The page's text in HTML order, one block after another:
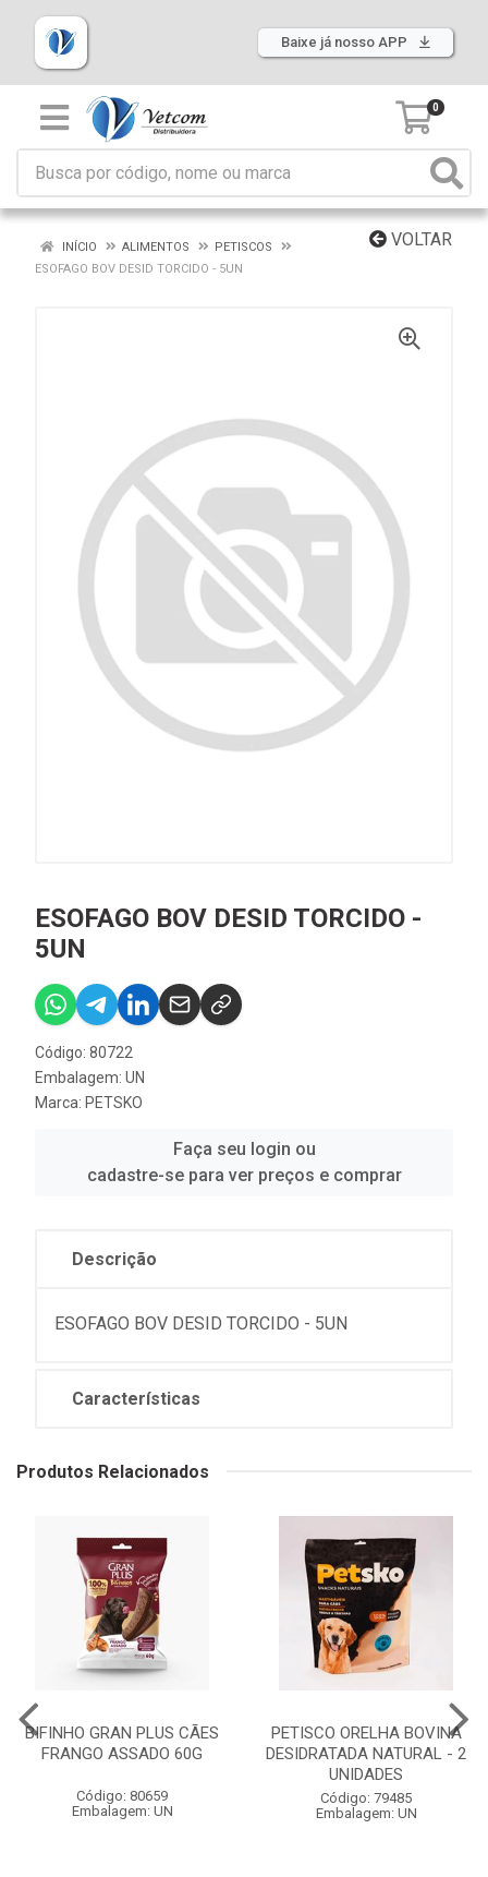
Baixe já nosso APP
0
VOLTAR
INÍCIO ALIMENTOS
PETISCOS
ESOFAGO BOV DESID TORCIDO - 5UN
ESOFAGO BOV DESID TORCIDO -
5UN
Código: 80722
Embalagem: UN
Marca: PETSKO
Faça seu login ou
cadastre-se para ver preços e comprar
Descrição
ESOFAGO BOV DESID TORCIDO - 5UN
Características
Produtos Relacionados
BIFINHO GRAN PLUS CÃES
FRANGO ASSADO 60G
Código: 80659
Embalagem: UN
PETISCO ORELHA BOVINA
DESIDRATADA NATURAL - 2
UNIDADES
Código: 79485
Embalagem: UN